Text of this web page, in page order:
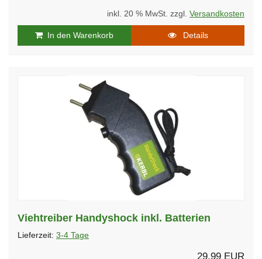
inkl. 20 % MwSt. zzgl. Versandkosten
In den Warenkorb Details
Viehtreiber Handyshock inkl. Batterien
Lieferzeit: 3-4 Tage
29,99 EUR